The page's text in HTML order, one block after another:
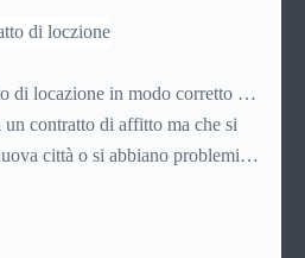
di locazione in modo corretto ed
un contratto di affitto ma che si
città o si abbiano problemi a
se è possibile